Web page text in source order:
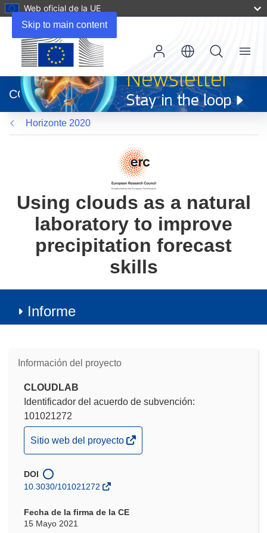
Skip to main content
Web oficial de la UE
abrirá
en
una
nueva
ventana)
CORDIS
Menu
Horizonte 2020
Using clouds as a natural
laboratory to improve
precipitation forecast
skills
Informe
Información del proyecto
CLOUDLAB
Identificador del acuerdo de subvención:
101021272
(se
abrirá
una
ventana)
Sitio web del proyecto
DOI
10.3030/101021272
Fecha de la firma de la CE
15 Mayo 2021